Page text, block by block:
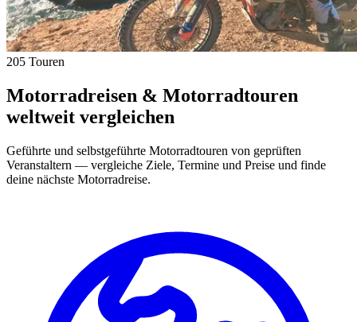
205 Touren
Motorradreisen & Motorradtouren
weltweit vergleichen
Geführte und selbstgeführte Motorradtouren von geprüften
Veranstaltern — vergleiche Ziele, Termine und Preise und finde
deine nächste Motorradreise.